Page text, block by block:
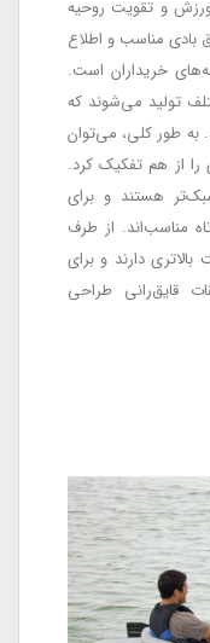
ورزش و تقویت روحیه
بادی مناسب و اطلاع
خریداران است.
تولید می‌شوند که
طور کلی، می‌توان
از هم تفکیک کرد.
هستند و برای
مناسب‌اند. از طرف
دارند و برای
قایق‌رانی طراحی